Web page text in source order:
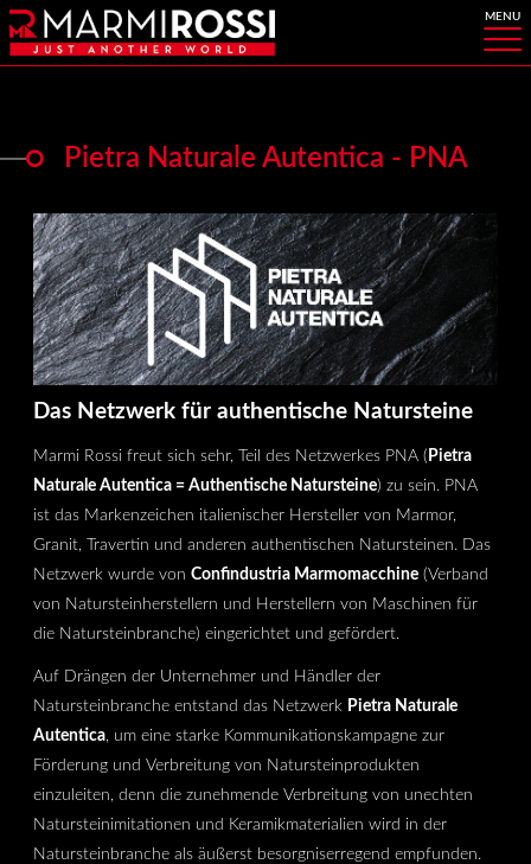
Pietra Naturale Autentica - PNA
Das Netzwerk für authentische Natursteine
Marmi Rossi freut sich sehr, Teil des Netzwerkes PNA ( Pietra
Naturale Autentica = Authentische Natursteine) zu sein. PNA
ist das Markenzeichen italienischer Hersteller von Marmor,
Granit, Travertin und anderen authentischen Natursteinen. Das
Netzwerk wurde von Confindustria Marmomacchine(Verband
von Natursteinherstellern und Herstellern von Maschinen für
die Natursteinbranche) eingerichtet und gefördert.
Auf Drängen der Unternehmer und Händler der
Natursteinbranche entstand das Netzwerk Pietra Naturale
Autentica, um eine starke Kommunikationskampagne zur
Förderung und Verbreitung von Natursteinprodukten
einzuleiten, denn die zunehmende Verbreitung von unechten
Natursteinimitationen und Keramikmaterialien wird in der
Natursteinbranche als äußerst besorgniserregend empfunden.